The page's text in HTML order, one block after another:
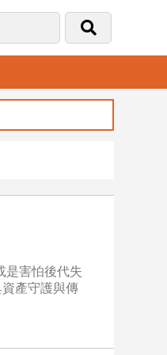
是害怕後代失
產守護與傳